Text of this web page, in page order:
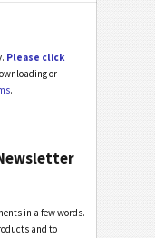
Please click
or
.
in a few words.
and to